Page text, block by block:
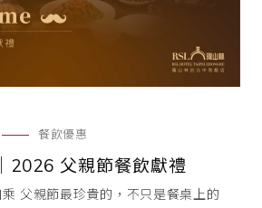
餐飲優惠
2026 父親節餐飲獻禮
父親節最珍貴的，不只是餐桌上的